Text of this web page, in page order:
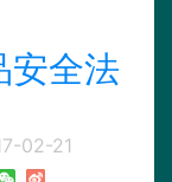
安全法
02-21